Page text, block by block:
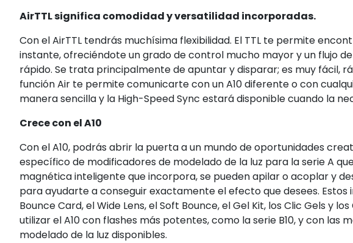
AirTTL significa comodidad y versatilidad incorporadas.
Con el AirTTL tendrás muchísima flexibilidad. El TTL te permite
instante, ofreciéndote un grado de control mucho mayor y un flujo
rápido. Se trata principalmente de apuntar y disparar; es muy fácil,
función Air te permite comunicarte con un A10 diferente o con
manera sencilla y la High-Speed Sync estará disponible cuando la
Crece con el A10
Con el A10, podrás abrir la puerta a un mundo de oportunidades
específico de modificadores de modelado de la luz para la serie A
magnética inteligente que incorpora, se pueden apilar o acoplar y
para ayudarte a conseguir exactamente el efecto que desees. Estos
Bounce Card, el Wide Lens, el Soft Bounce, el Gel Kit, los Clic Gels y
utilizar el A10 con flashes más potentes, como la serie B10, y con las
modelado de la luz disponibles.